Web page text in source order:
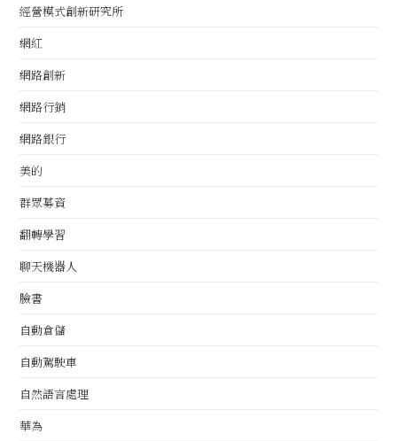
經營模式創新研究所
網紅
網路創新
網路行銷
網路銀行
美的
群眾募資
翻轉學習
聊天機器人
臉書
自動倉儲
自動駕駛車
自然語言處理
華為